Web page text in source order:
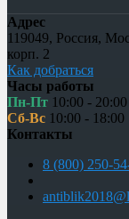
Адрес
119049, Россия,
корп. 2
Как добраться
Часы работы
Пн-Пт 10:00 - 20:00
Сб-Вс 10:00 - 18:00
Контакты
8 (800) 250-